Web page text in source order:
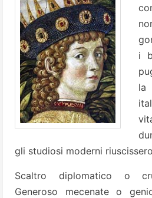
i
la
gli studiosi moderni
Scaltro diplomatico o
Generoso mecenate o